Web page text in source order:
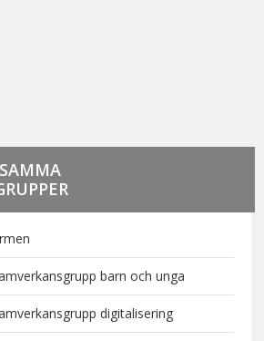
barn och unga
digitalisering